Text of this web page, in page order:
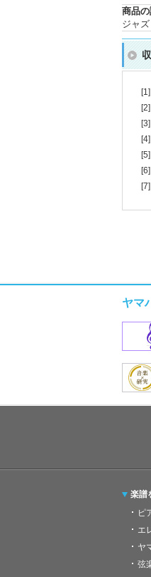
商品の
ジャ
[1]
[2]
[3]
[4]
[5]
[6]
[7]
ヤマ
楽譜
ピ
エ
ヤ
弦